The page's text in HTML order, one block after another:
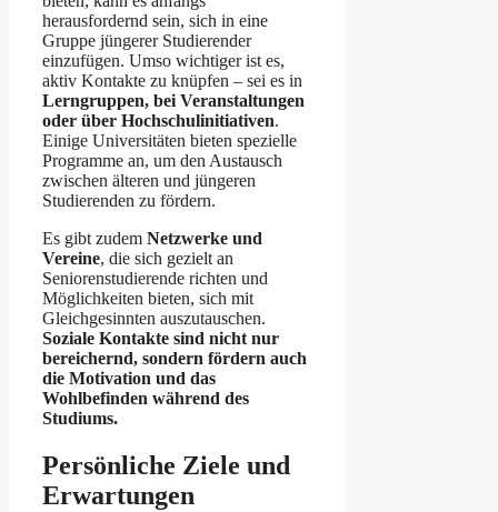
herausfordernd sein, sich in eine
Gruppe jüngerer Studierender
einzufügen. Umso wichtiger ist es,
aktiv Kontakte zu knüpfen – sei es in
Lerngruppen, bei Veranstaltungen
oder über Hochschulinitiativen.
Einige Universitäten bieten spezielle
Programme an, um den Austausch
zwischen älteren und jüngeren
Studierenden zu fördern.
Es gibt zudem Netzwerke und
Vereine, die sich gezielt an
Seniorenstudierende richten und
Möglichkeiten bieten, sich mit
Gleichgesinnten auszutauschen.
Soziale Kontakte sind nicht nur
bereichernd, sondern fördern auch
die Motivation und das
Wohlbefinden während des
Studiums.
Persönliche Ziele und
Erwartungen